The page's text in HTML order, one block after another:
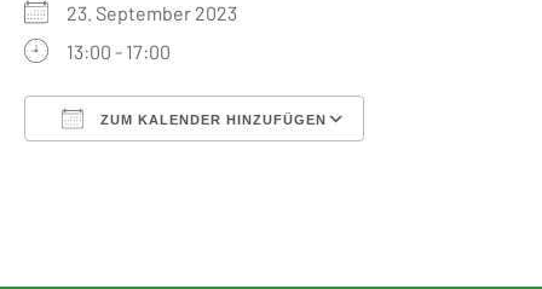
23. September 2023
13:00 - 17:00
ZUM KALENDER HINZUFÜGEN